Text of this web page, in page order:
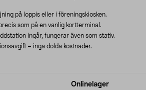
Onlinelager
på loppis eller i föreningskiosken.
som på en vanlig kortterminal.
ingår, fungerar även som stativ.
– inga dolda kostnader.